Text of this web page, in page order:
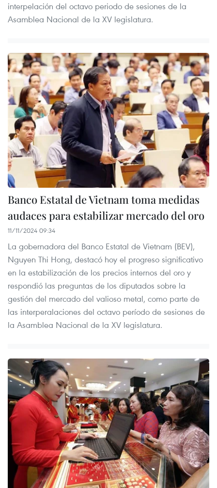
interpelación del octavo periodo de sesiones de la
Asamblea Nacional de la XV legislatura.
Banco Estatal de Vietnam toma medidas
audaces para estabilizar mercado del oro
11/11/2024 09:34
La gobernadora del Banco Estatal de Vietnam (BEV),
Nguyen Thi Hong, destacó hoy el progreso significativo
en la estabilización de los precios internos del oro y
respondió las preguntas de los diputados sobre la
gestión del mercado del valioso metal, como parte de
las interperalaciones del octavo período de sesiones de
la Asamblea Nacional de la XV legislatura.